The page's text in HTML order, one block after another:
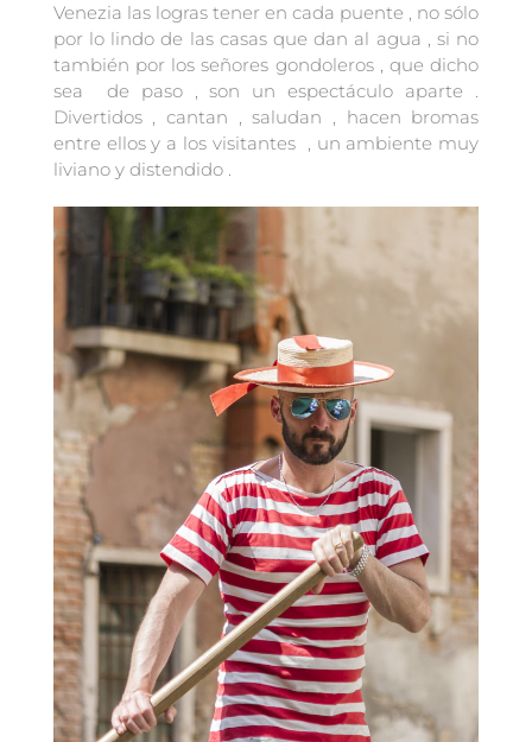
Venezia las logras tener en cada puente , no sólo
por lo lindo de las casas que dan al agua , si no
también por los señores gondoleros , que dicho
sea de paso , son un espectáculo aparte .
Divertidos , cantan , saludan , hacen bromas
entre ellos y a los visitantes , un ambiente muy
liviano y distendido .